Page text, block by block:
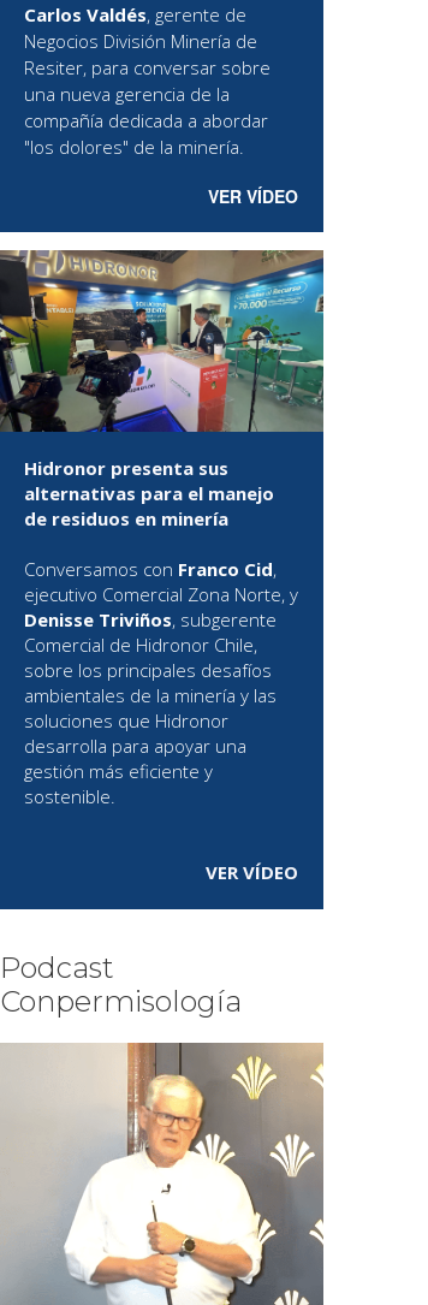
Carlos Valdés, gerente de
Negocios División Minería de
Resiter, para conversar sobre
una nueva gerencia de la
compañía dedicada a abordar
"los dolores" de la minería.
VER VÍDEO
Hidronor presenta sus
alternativas para el manejo
de residuos en minería
Conversamos con Franco Cid,
ejecutivo Comercial Zona Norte, y
Denisse Triviños, subgerente
Comercial de Hidronor Chile,
sobre los principales desafíos
ambientales de la minería y las
soluciones que Hidronor
desarrolla para apoyar una
gestión más eficiente y
sostenible.
VER VÍDEO
Podcast
Conpermisología